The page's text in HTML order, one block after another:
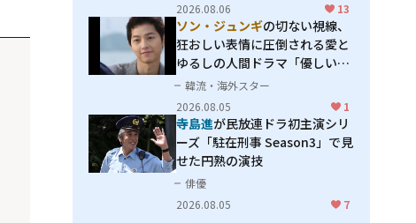
2026.08.06
13
ソン・ジュンギの切ない視線、
狂おしい表情に圧倒される――愛と
ゆるしの人間ドラマ「優しい
男」
韓流・海外スター
2026.08.05
1
寺島進が民放連ドラ初主演シリ
ーズ「駐在刑事 Season3」で見
せた円熟の演技
俳優
2026.08.05
7